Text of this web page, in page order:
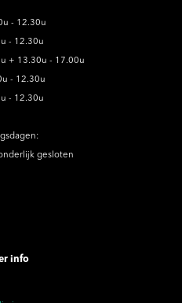
- 12.30u
- 12.30u
+ 13.30u - 17.00u
- 12.30u
- 12.30u
gesloten
info